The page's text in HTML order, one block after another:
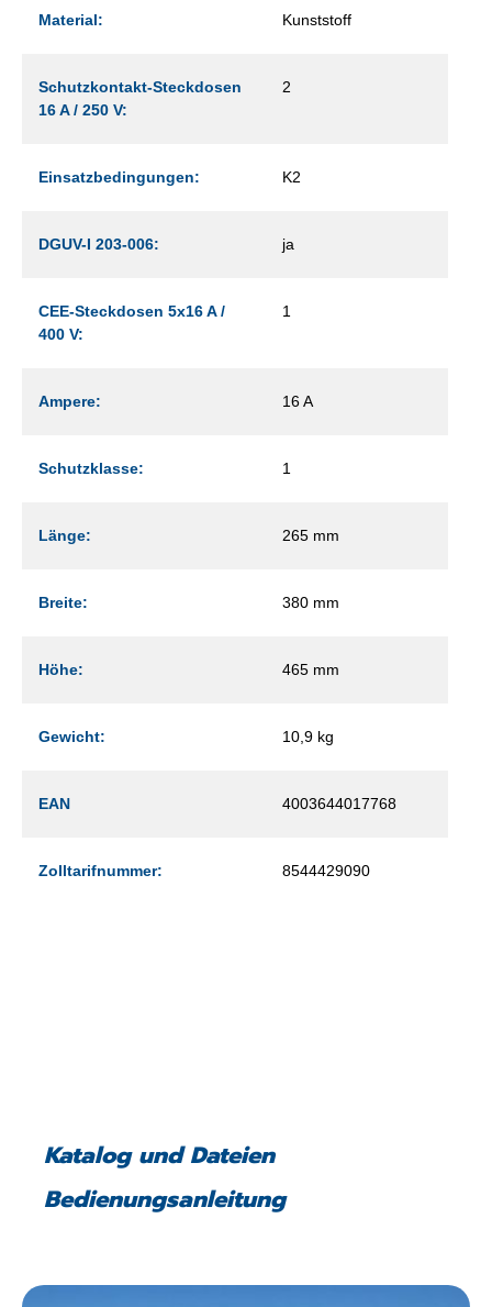
Material: Kunststoff
Schutzkontakt-Steckdosen
16 A / 250 V:
2
Einsatzbedingungen: K2
DGUV-I 203-006: ja
CEE-Steckdosen 5x16 A /
400 V:
1
Ampere: 16 A
Schutzklasse: 1
Länge: 265 mm
Breite: 380 mm
Höhe: 465 mm
Gewicht: 10,9 kg
EAN 4003644017768
Zolltarifnummer: 8544429090
Katalog und Dateien
Bedienungsanleitung